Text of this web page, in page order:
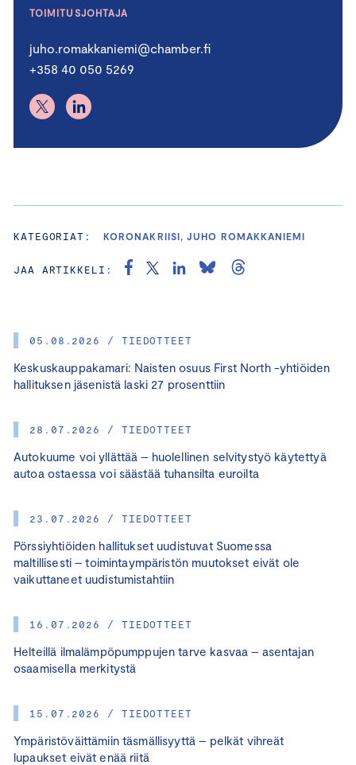
05.08.2026 / TIEDOTTEET
Keskuskauppakamari: Naisten osuus First North -yhtiöiden
hallituksen jäsenistä laski 27 prosenttiin
28.07.2026 / TIEDOTTEET
Autokuume voi yllättää – huolellinen selvitystyö käytettyä
autoa ostaessa voi säästää tuhansilta euroilta
23.07.2026 / TIEDOTTEET
Pörssiyhtiöiden hallitukset uudistuvat Suomessa
maltillisesti – toimintaympäristön muutokset eivät ole
vaikuttaneet uudistumistahtiin
16.07.2026 / TIEDOTTEET
Helteillä ilmalämpöpumppujen tarve kasvaa – asentajan
osaamisella merkitystä
15.07.2026 / TIEDOTTEET
Ympäristöväittämiin täsmällisyyttä – pelkät vihreät
lupaukset eivät enää riitä
TOIMITUSJOHTAJA
juho.romakkaniemi@chamber.fi
+358 40 050 5269
KATEGORIAT: KORONAKRIISI, JUHO ROMAKKANIEMI
JAA ARTIKKELI: